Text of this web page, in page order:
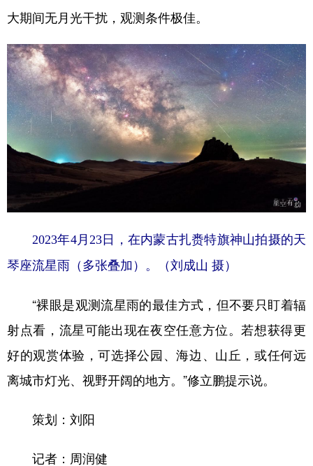
大期间无月光干扰，观测条件极佳。
2023年4月23日，在内蒙古扎赉特旗神山拍摄的天
琴座流星雨（多张叠加）。（刘成山 摄）
“裸眼是观测流星雨的最佳方式，但不要只盯着辐
射点看，流星可能出现在夜空任意方位。若想获得更
好的观赏体验，可选择公园、海边、山丘，或任何远
离城市灯光、视野开阔的地方。”修立鹏提示说。
策划：刘阳
记者：周润健